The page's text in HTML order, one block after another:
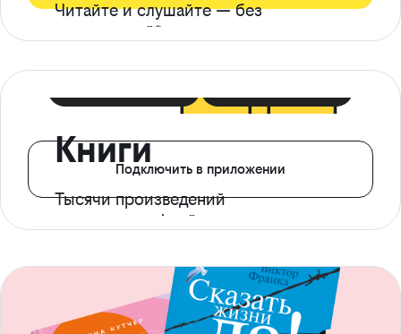
Читайте и слушайте — без
ограничений*
Книги
Тысячи произведений
с доступом офлайн
Подключить в приложении